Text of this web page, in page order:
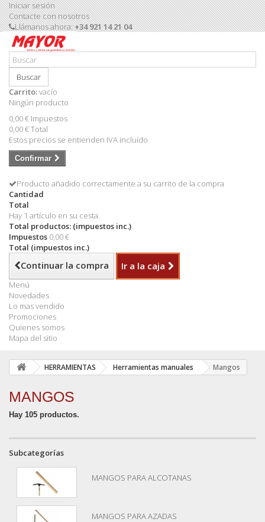
Iniciar sesión
Contacte con nosotros
Llámanos ahora:+34 921 14 21 04
Buscar
Carrito:vacío
Ningún producto
0,00 € Impuestos
0,00 €Total
Estos precios se entienden IVA incluído
Confirmar
Producto añadido correctamente a su carrito de la compra
Cantidad
Total
Hay 1 artículo en su cesta.
Total productos: (impuestos inc.)
Impuestos 0,00 €
Total (impuestos inc.)
Continuar la compra Ir a la caja
Menú
Novedades
Lo mas vendido
Promociones
Quienes somos
Mapa del sitio
HERRAMIENTAS Herramientas manuales Mangos
MANGOS
Hay 105 productos.
Subcategorías
MANGOS PARA ALCOTANAS
MANGOS PARA AZADAS